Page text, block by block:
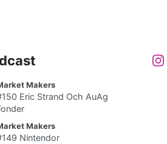
Makers
Eric Strand Och AuAg
Makers
Nintendor